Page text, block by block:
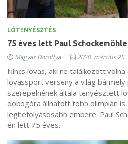
LÓTENYÉSZTÉS
75 éves lett Paul Schockemöhle
Magyar Dorottya 2020. március 25.
Nincs lovas, aki ne találkozott volna
lovassport verseny a világ bármely
szerepelnének általa tenyésztett
dobogóra állhatott több olimpián is.
legbefolyásosabb embere. Paul
én lett 75 éves.